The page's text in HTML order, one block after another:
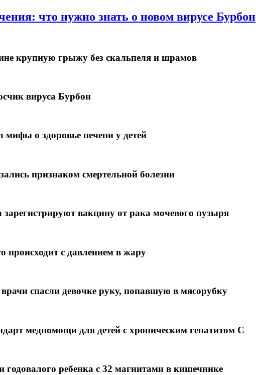
что нужно знать о новом вирусе Бурбон
крупную грыжу без скальпеля и шрамов
вируса Бурбон
мифы о здоровье печени у детей
признаком смертельной болезни
зарегистрируют вакцину от рака мочевого пузыря
происходит с давлением в жару
спасли девочке руку, попавшую в мясорубку
медпомощи для детей с хроническим гепатитом С
ребенка с 32 магнитами в кишечнике